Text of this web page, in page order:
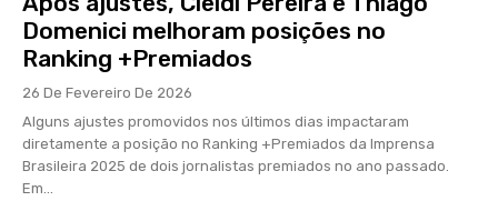
Domenici melhoram posições no
Ranking +Premiados
26 De Fevereiro De 2026
Alguns ajustes promovidos nos últimos dias impactaram
diretamente a posição no Ranking +Premiados da Imprensa
Brasileira 2025 de dois jornalistas premiados no ano passado.
Em...